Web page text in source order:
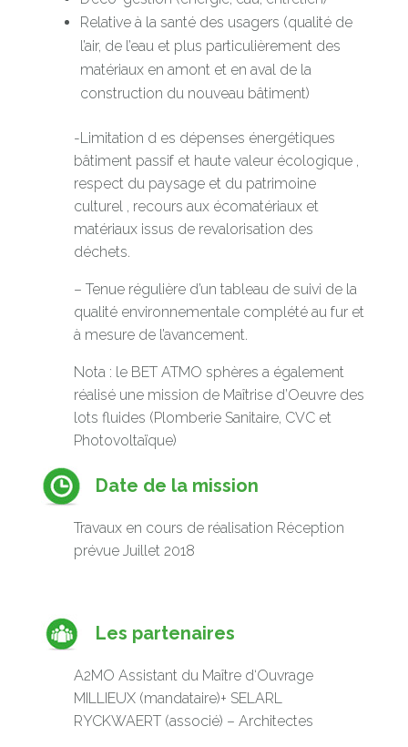
Relative à la santé des usagers (qualité de
l’air, de l’eau et plus particulièrement des
matériaux en amont et en aval de la
construction du nouveau bâtiment)
-Limitation d es dépenses énergétiques
bâtiment passif et haute valeur écologique ,
respect du paysage et du patrimoine
culturel , recours aux écomatériaux et
matériaux issus de revalorisation des
déchets.
– Tenue régulière d’un tableau de suivi de la
qualité environnementale complété au fur et
à mesure de l’avancement.
Nota : le BET ATMO sphères a également
réalisé une mission de Maîtrise d’Oeuvre des
lots fluides (Plomberie Sanitaire, CVC et
Photovoltaïque)
Date de la mission
Travaux en cours de réalisation Réception
prévue Juillet 2018
Les partenaires
A2MO Assistant du Maître d‘Ouvrage
MILLIEUX (mandataire)+ SELARL
RYCKWAERT (associé) – Architectes